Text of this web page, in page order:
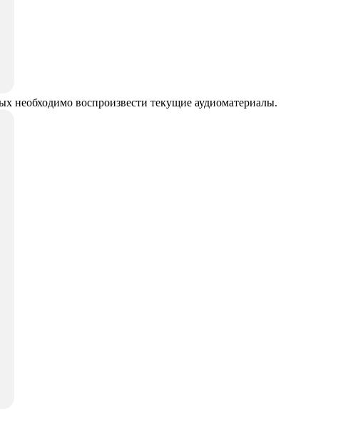
необходимо воспроизвести текущие аудиоматериалы.